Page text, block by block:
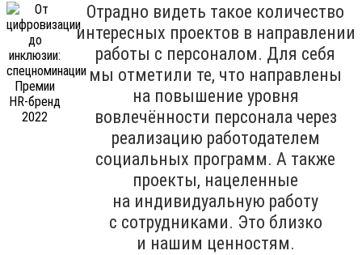
Отрадно видеть такое количество
интересных проектов в направлении
работы с персоналом. Для себя
мы отметили те, что направлены
на повышение уровня
вовлечённости персонала через
реализацию работодателем
социальных программ. А также
проекты, нацеленные
на индивидуальную работу
с сотрудниками. Это близко
и нашим ценностям.